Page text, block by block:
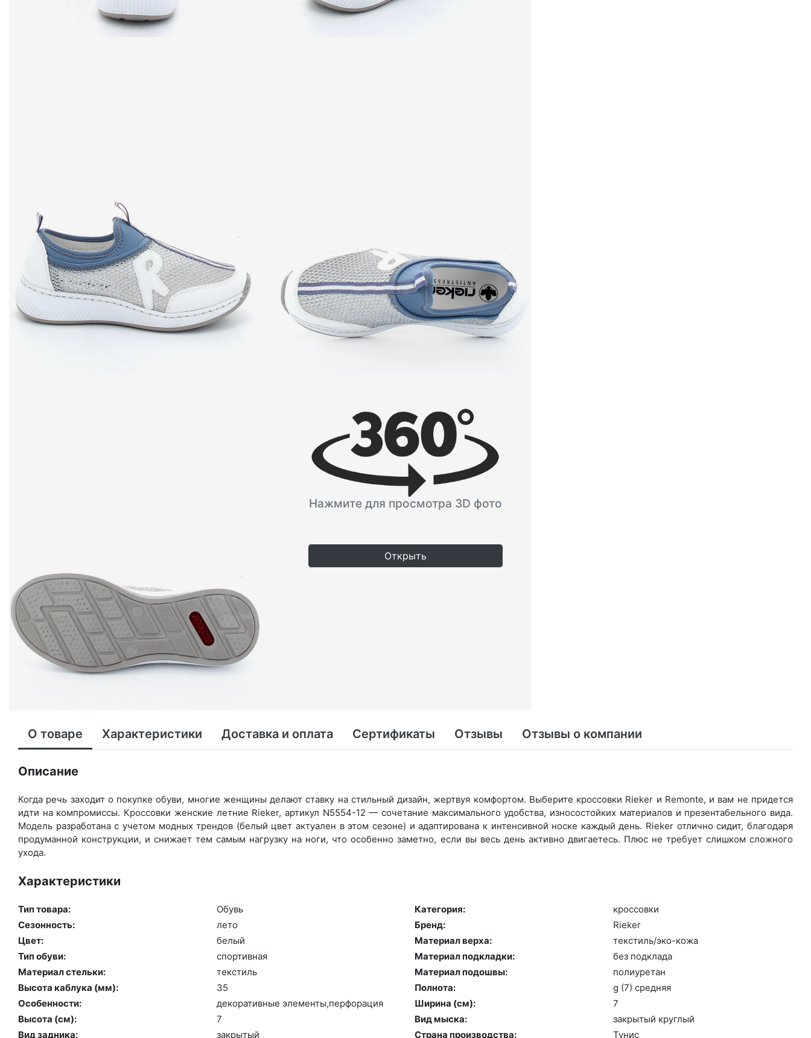
Нажмите для просмотра 3D фото
Открыть
О товаре Характеристики Доставка и оплата Сертификаты Отзывы Отзывы о компании
Описание
Когда речь заходит о покупке обуви, многие женщины делают ставку на стильный дизайн, жертвуя комфортом. Выберите крос­совки Rieker и Remonte, и вам не придется
идти на компромиссы. Кроссовки женские летние Rieker, артикул N5554-12 — сочетание максимального удобства, износостойких материалов и презентабельного вида.
Модель разработана с учетом модных трендов (бе­лый цвет актуален в этом сезоне) и адаптирована к интенсивной носке каждый день. Ri­eker отлично сидит, благодаря
продуманной конструкции, и снижает тем самым нагрузку на ноги, что особенно заметно, если вы весь день активно двигаетесь. Плюс не требует слишком сложного
ухода.
Характеристики
Тип товара: Обувь Категория:
крос­совки
Сезонность:
ле­то Бренд:
Ri­eker
Цвет:
бе­лый Материал верха:
текс­тиль/эко-ко­жа
Тип обуви:
спор­тивная Материал подкладки:
без подк­ла­да
Материал стельки:
текс­тиль Материал подошвы:
по­ли­уре­тан
Высота каблука (мм):
35 Полнота:
g (7) сред­няя
Особенности:
де­кора­тив­ные эле­мен­ты,пер­фо­рация Ширина (см):
7
Высота (cм):
7 Вид мыска:
зак­ры­тый круг­лый
Вид задника:
зак­ры­тый Страна производства: Ту­нис